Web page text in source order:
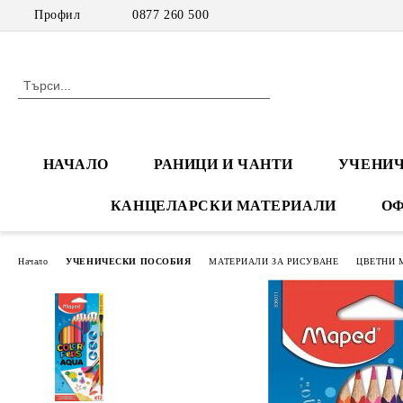
Профил 0877 260 500
НАЧАЛО РАНИЦИ И ЧАНТИ
КАНЦЕЛАРСКИ МАТЕРИАЛИ
Начало УЧЕНИЧЕСКИ ПОСОБИЯ МАТЕРИАЛИ ЗА РИСУВАНЕ ЦВЕТНИ